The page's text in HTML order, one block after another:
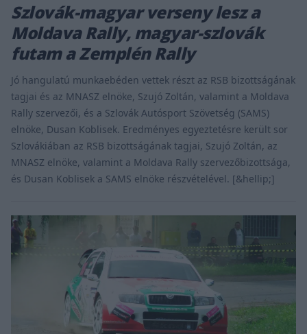
Szlovák-magyar verseny lesz a
Moldava Rally, magyar-szlovák
futam a Zemplén Rally
Jó hangulatú munkaebéden vettek részt az RSB bizottságának
tagjai és az MNASZ elnöke, Szujó Zoltán, valamint a Moldava
Rally szervezői, és a Szlovák Autósport Szövetség (SAMS)
elnöke, Dusan Koblisek. Eredményes egyeztetésre került sor
Szlovákiában az RSB bizottságának tagjai, Szujó Zoltán, az
MNASZ elnöke, valamint a Moldava Rally szervezőbizottsága,
és Dusan Koblisek a SAMS elnöke részvételével. [&hellip;]